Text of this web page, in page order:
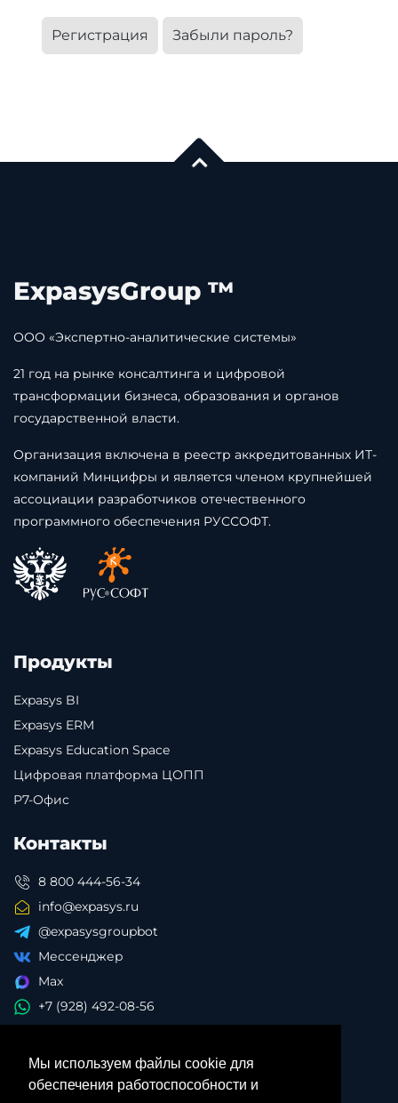
Мы используем файлы cookie для
обеспечения работоспособности и
Регистрация Забыли пароль?
ExpasysGroup ™
ООО «Экспертно-аналитические системы»
21 год на рынке консалтинга и цифровой
трансформации бизнеса, образования и органов
государственной власти.
Организация включена в реестр аккредитованных ИТ-
компаний Минцифры и является членом крупнейшей
ассоциации разработчиков отечественного
программного обеспечения РУССОФТ.
Продукты
Expasys BI
Expasys ERM
Expasys Education Space
Цифровая платформа ЦОПП
Р7-Офис
Контакты
8 800 444-56-34
info@expasys.ru
@expasysgroupbot
Мессенджер
Max
+7 (928) 492-08-56